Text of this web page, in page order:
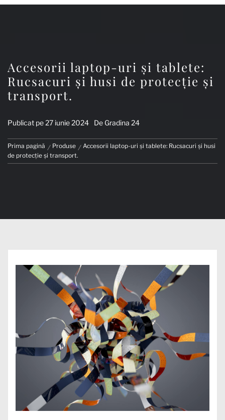
Accesorii laptop-uri și tablete:
Rucsacuri și husi de protecție și
transport.
Publicat pe27 iunie 2024 De Gradina 24
Prima pagină Produse
Accesorii laptop-uri și tablete: Rucsacuri și husi
de protecție și transport.